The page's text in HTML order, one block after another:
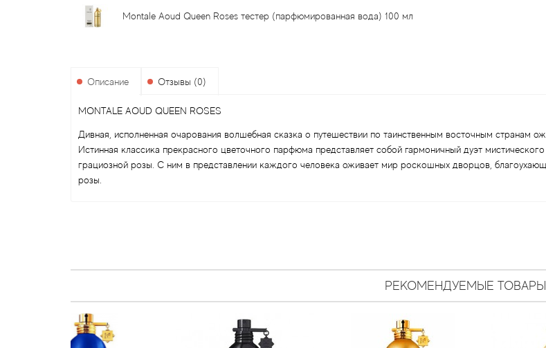
Montale Aoud Queen Roses тестер (парфюмированная вода) 100 мл
Описание Отзывы (0)
MONTALE AOUD QUEEN ROSES
Дивная, исполненная очарования волшебная сказка о путешествии по таинственным восточным странам
Истинная классика прекрасного цветочного парфюма представляет собой гармоничный дуэт
грациозной розы. С ним в представлении каждого человека оживает мир роскошных дворцов,
розы.
РЕКОМЕНДУЕМЫЕ ТОВАРЫ